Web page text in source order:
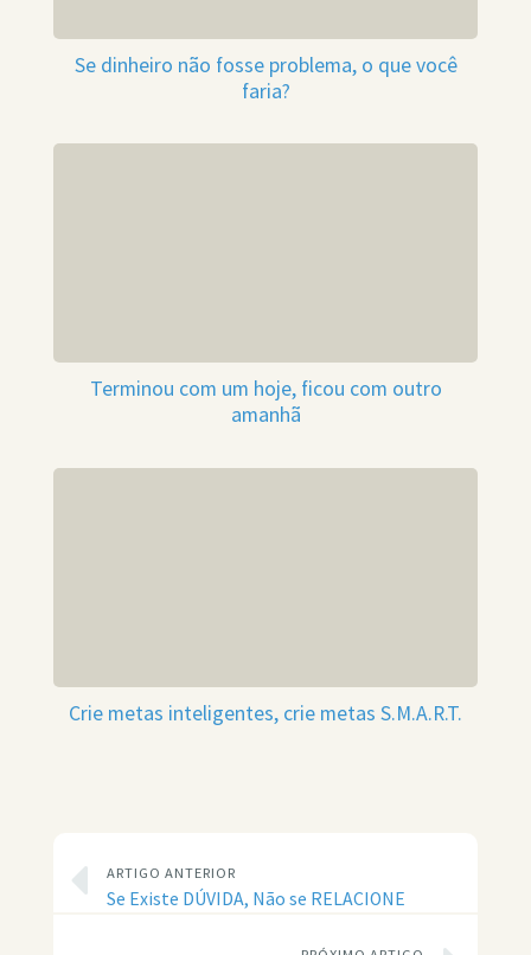
Se dinheiro não fosse problema, o que você
faria?
Terminou com um hoje, ficou com outro
amanhã
Crie metas inteligentes, crie metas S.M.A.R.T.
ARTIGO ANTERIOR
Se Existe DÚVIDA, Não se RELACIONE